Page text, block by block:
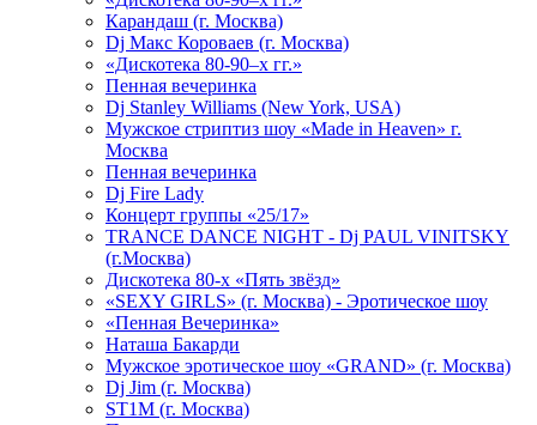
Карандаш (г. Москва)
Dj Макс Короваев (г. Москва)
«Дискотека 80-90–х гг.»
Пенная вечеринка
Dj Stanley Williams (New York, USA)
Мужское стриптиз шоу «Made in Heaven» г.
Москва
Пенная вечеринка
Dj Fire Lady
Концерт группы «25/17»
TRANCE DANCE NIGHT - Dj PAUL VINITSKY
(г.Москва)
Дискотека 80-х «Пять звёзд»
«SEXY GIRLS» (г. Москва) - Эротическое шоу
«Пенная Вечеринка»
Hаташа Бакарди
Мужское эротическое шоу «GRAND» (г. Москва)
Dj Jim (г. Москва)
ST1M (г. Москва)